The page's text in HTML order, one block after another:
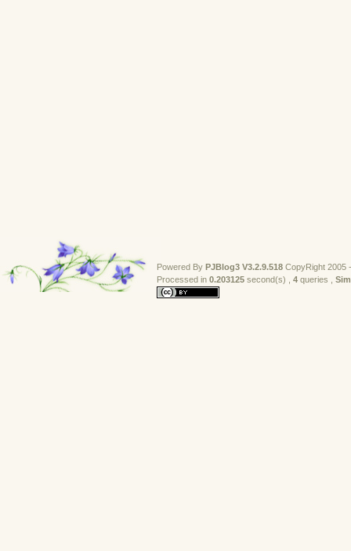
Powered By PJBlog3 V3.2.9.518 CopyRight 2005
Processed in 0.203125 second(s) , 4 queries ,